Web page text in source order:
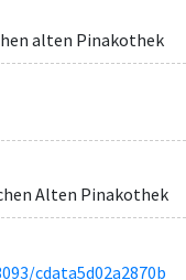
alten Pinakothek
Alten Pinakothek
cdata5d02a2870b